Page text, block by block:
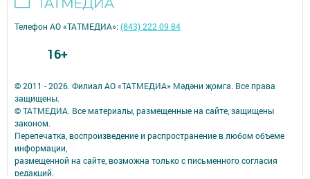
© 2011 - 2026. Филиал АО «ТАТМЕДИА» Мәдәни җомга. Все права
защищены.
© ТАТМЕДИА. Все материалы, размещенные на сайте, защищены
законом.
Перепечатка, воспроизведение и распространение в любом объеме
информации,
размещенной на сайте, возможна только с письменного согласия
редакций.
Телефон АО «ТАТМЕДИА»:(843) 222 09 84
16+